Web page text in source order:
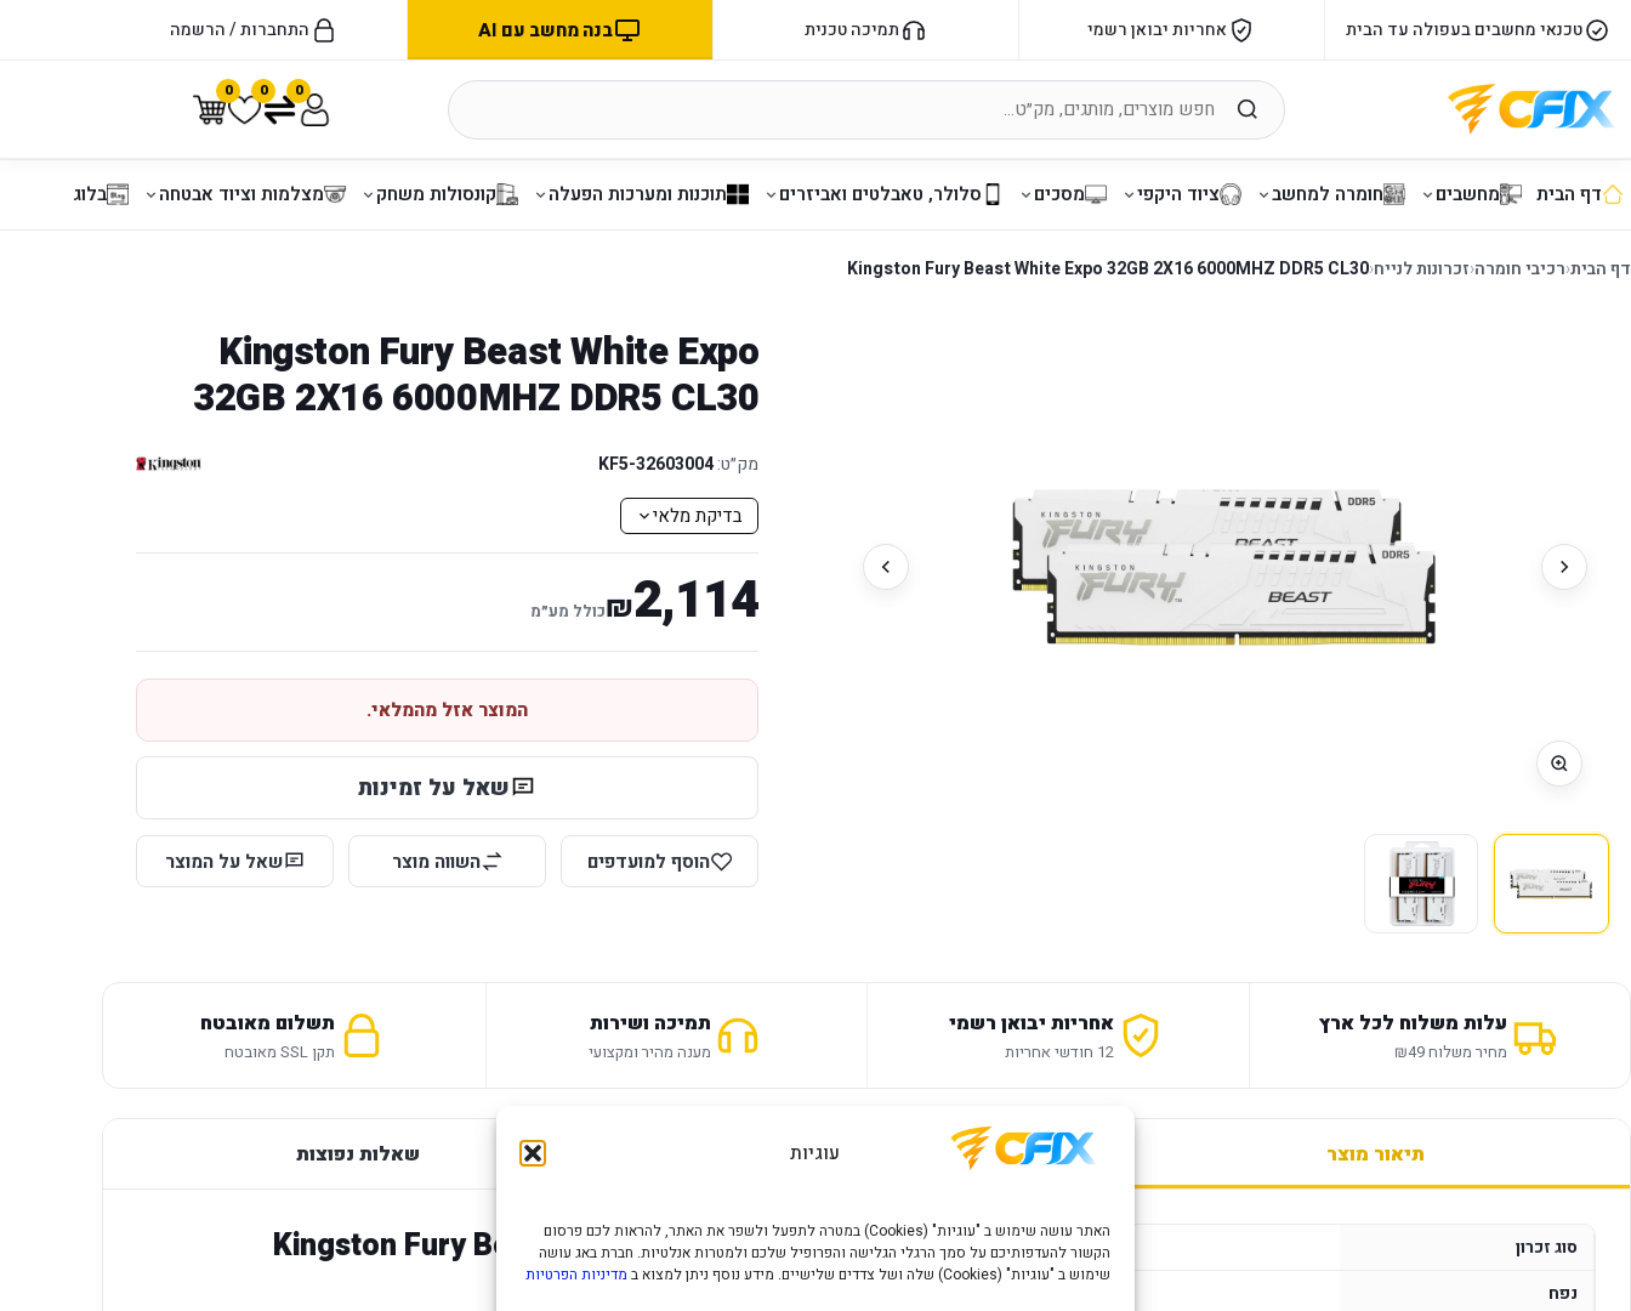
עוגיות
האתר עושה שימוש ב "עוגיות" (Cookies) במטרה לתפעל ולשפר את האתר, להראות לכם פרסום
הקשור להעדפותיכם על סמך הרגלי הגלישה והפרופיל שלכם ולמטרות אנלטיות. חברת באג עושה
שימוש ב "עוגיות" (Cookies) שלה ושל צדדים שלישיים. מידע נוסף ניתן למצוא ב
מדיניות הפרטיות
טכנאי מחשבים בעפולה עד הבית אחריות יבואן רשמי תמיכה טכנית בנה מחשב עם AI התחברות / הרשמה
0 0 0
דף הבית מחשבים חומרה למחשב ציוד היקפי מסכים סלולר, טאבלטים ואביזרים תוכנות ומערכות הפעלה קונסולות משחק מצלמות וציוד אבטחה בלוג
דף הבית‹רכיבי חומרה‹זכרונות לנייח‹
Kingston Fury Beast White Expo 32GB 2X16 6000MHZ DDR5 CL30
Kingston Fury Beast White Expo
32GB 2X16 6000MHZ DDR5 CL30
מק״ט:KF5-32603004
בדיקת מלאי
2,114
₪כולל מע״מ
המוצר אזל מהמלאי.
שאל על זמינות
הוסף למועדפים השווה מוצר שאל על המוצר
עלות משלוח לכל ארץ
מחיר משלוח ₪49
אחריות יבואן רשמי
12 חודשי אחריות
תמיכה ושירות
מענה מהיר ומקצועי
תשלום מאובטח
תקן SSL מאובטח
תיאור מוצר מפרט טכני שאלות נפוצות
סוג זכרון
DDR5 UDIMM
נפח
Kingston Fury Beast White Expo 32GB 2X16
6000MHZ DDR5 CL30